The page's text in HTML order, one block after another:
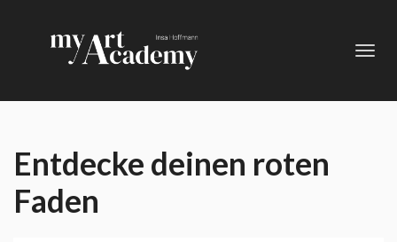
Entdecke deinen roten
Faden